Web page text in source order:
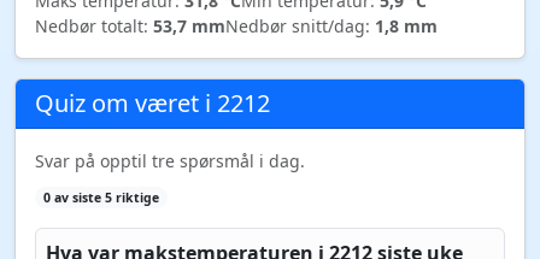
Nedbør totalt: 53,7 mmNedbør snitt/dag: 1,8 mm
Quiz om været i 2212
Svar på opptil tre spørsmål i dag.
0 av siste 5 riktige
Hva var makstemperaturen i 2212 siste uke